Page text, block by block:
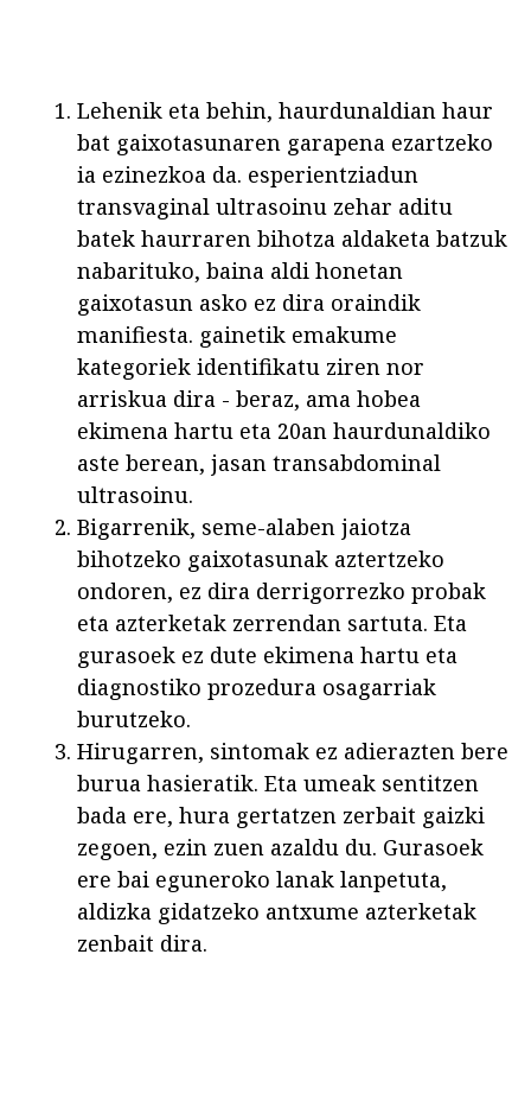
Lehenik eta behin, haurdunaldian haur
bat gaixotasunaren garapena ezartzeko
ia ezinezkoa da. esperientziadun
transvaginal ultrasoinu zehar aditu
batek haurraren bihotza aldaketa batzuk
nabarituko, baina aldi honetan
gaixotasun asko ez dira oraindik
manifiesta. gainetik emakume
kategoriek identifikatu ziren nor
arriskua dira - beraz, ama hobea
ekimena hartu eta 20an haurdunaldiko
aste berean, jasan transabdominal
ultrasoinu.
Bigarrenik, seme-alaben jaiotza
bihotzeko gaixotasunak aztertzeko
ondoren, ez dira derrigorrezko probak
eta azterketak zerrendan sartuta. Eta
gurasoek ez dute ekimena hartu eta
diagnostiko prozedura osagarriak
burutzeko.
Hirugarren, sintomak ez adierazten bere
burua hasieratik. Eta umeak sentitzen
bada ere, hura gertatzen zerbait gaizki
zegoen, ezin zuen azaldu du. Gurasoek
ere bai eguneroko lanak lanpetuta,
aldizka gidatzeko antxume azterketak
zenbait dira.